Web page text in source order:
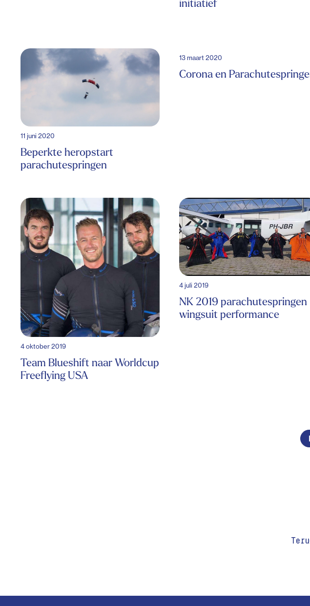
initiatief
11 juni 2020
Beperkte heropstart
parachutespringen
13 maart 2020
Corona en
4 oktober 2019
Team Blueshift naar Worldcup
Freeflying USA
4 juli 2019
NK 2019 parachutespringen
wingsuit performance